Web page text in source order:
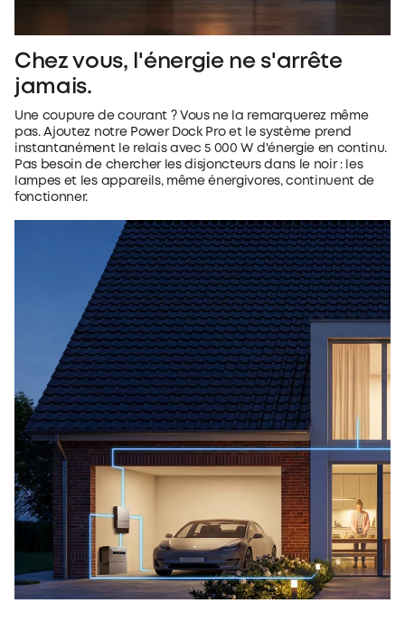
Chez vous, l'énergie ne s'arrête
jamais.
Une coupure de courant ? Vous ne la remarquerez même
pas. Ajoutez notre Power Dock Pro et le système prend
instantanément le relais avec 5 000 W d'énergie en continu.
Pas besoin de chercher les disjoncteurs dans le noir : les
lampes et les appareils, même énergivores, continuent de
fonctionner.